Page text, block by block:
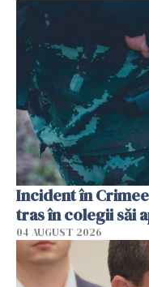
Incident în
tras în colegii săi
04 AUGUST 2026